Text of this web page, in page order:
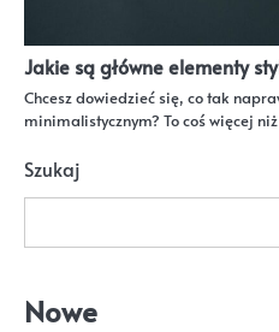
Jakie są główne elementy
Chcesz dowiedzieć się, co tak
minimalistycznym? To coś więcej
Szukaj
Nowe